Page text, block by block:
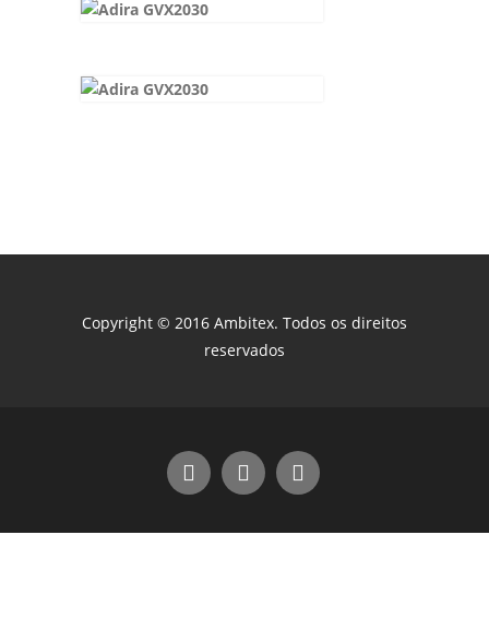
Copyright © 2016 Ambitex. Todos os direitos
reservados